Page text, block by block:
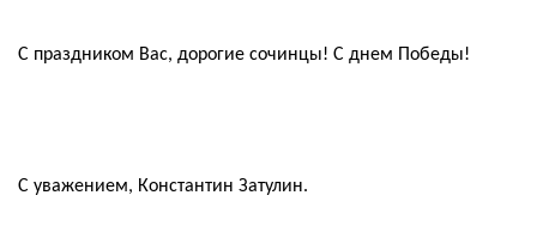
С праздником Вас, дорогие сочинцы! С днем Победы!
С уважением, Константин Затулин.